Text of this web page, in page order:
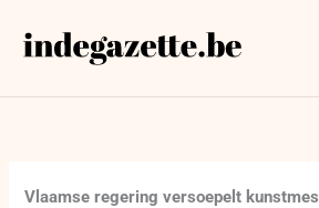
naar
Vlaamse regering versoepelt